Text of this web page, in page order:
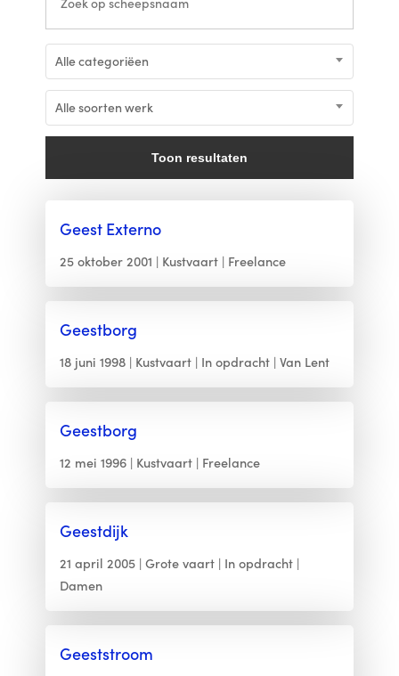
Alle categoriëen
Alle soorten werk
Toon resultaten
Geest Externo
25 oktober 2001 Kustvaart Freelance
Geestborg
18 juni 1998 Kustvaart In opdracht Van Lent
Geestborg
12 mei 1996 Kustvaart Freelance
Geestdijk
21 april 2005 Grote vaart
In opdracht
Damen
Geeststroom